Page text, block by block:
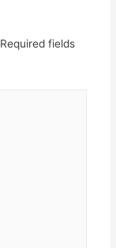
Required fields